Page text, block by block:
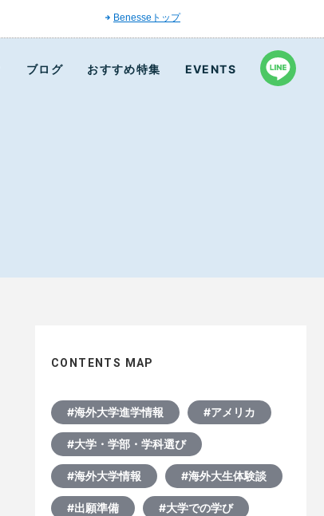
Benesseトップ
ブログ おすすめ特集 EVENTS
CONTENTS MAP
#海外大学進学情報 #アメリカ
#大学・学部・学科選び
#海外大学情報 #海外大生体験談
#出願準備 #大学での学び